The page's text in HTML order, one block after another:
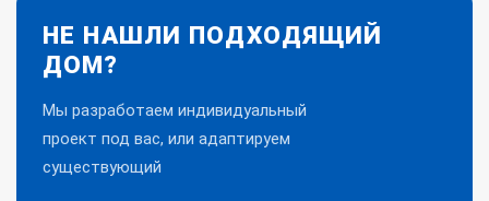
НЕ НАШЛИ ПОДХОДЯЩИЙ
ДОМ?
Мы разработаем индивидуальный
проект под вас, или адаптируем
существующий